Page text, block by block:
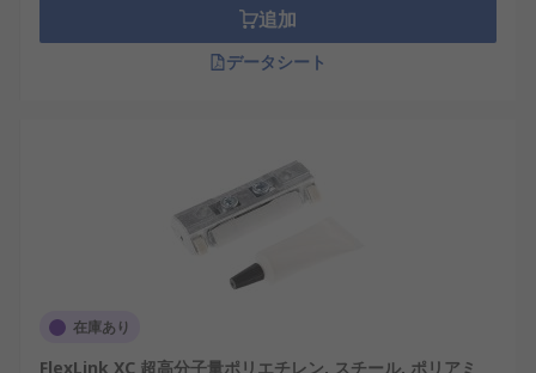
追加
データシート
在庫あり
FlexLink XC 超高分子量ポリエチレン, スチール, ポリアミ